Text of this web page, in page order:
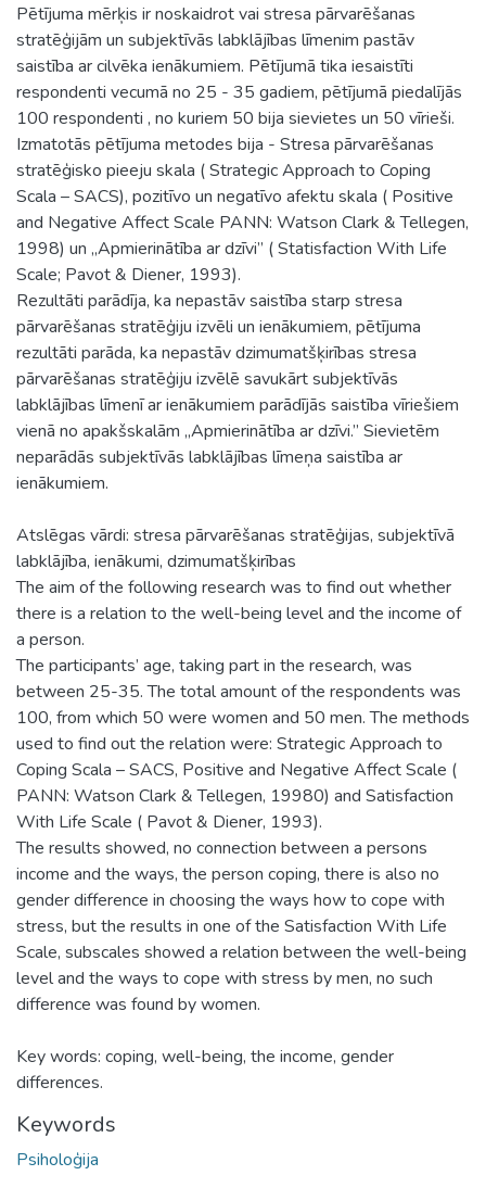
Pētījuma mērķis ir noskaidrot vai stresa pārvarēšanas
stratēģijām un subjektīvās labklājības līmenim pastāv
saistība ar cilvēka ienākumiem. Pētījumā tika iesaistīti
respondenti vecumā no 25 - 35 gadiem, pētījumā piedalījās
100 respondenti , no kuriem 50 bija sievietes un 50 vīrieši.
Izmatotās pētījuma metodes bija - Stresa pārvarēšanas
stratēģisko pieeju skala ( Strategic Approach to Coping
Scala – SACS), pozitīvo un negatīvo afektu skala ( Positive
and Negative Affect Scale PANN: Watson Clark & Tellegen,
1998) un „Apmierinātība ar dzīvi” ( Statisfaction With Life
Scale; Pavot & Diener, 1993).
Rezultāti parādīja, ka nepastāv saistība starp stresa
pārvarēšanas stratēģiju izvēli un ienākumiem, pētījuma
rezultāti parāda, ka nepastāv dzimumatšķirības stresa
pārvarēšanas stratēģiju izvēlē savukārt subjektīvās
labklājības līmenī ar ienākumiem parādījās saistība vīriešiem
vienā no apakšskalām „Apmierinātība ar dzīvi.” Sievietēm
neparādās subjektīvās labklājības līmeņa saistība ar
ienākumiem.
Atslēgas vārdi: stresa pārvarēšanas stratēģijas, subjektīvā
labklājība, ienākumi, dzimumatšķirības
The aim of the following research was to find out whether
there is a relation to the well-being level and the income of
a person.
The participants’ age, taking part in the research, was
between 25-35. The total amount of the respondents was
100, from which 50 were women and 50 men. The methods
used to find out the relation were: Strategic Approach to
Coping Scala – SACS, Positive and Negative Affect Scale (
PANN: Watson Clark & Tellegen, 19980) and Satisfaction
With Life Scale ( Pavot & Diener, 1993).
The results showed, no connection between a persons
income and the ways, the person coping, there is also no
gender difference in choosing the ways how to cope with
stress, but the results in one of the Satisfaction With Life
Scale, subscales showed a relation between the well-being
level and the ways to cope with stress by men, no such
difference was found by women.
Key words: coping, well-being, the income, gender
differences.
Keywords
Psiholoģija